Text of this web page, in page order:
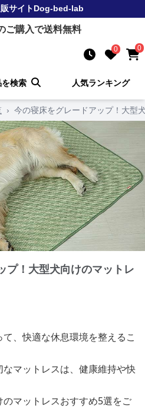
サイトDog-bed-lab
ご購入で送料無料
0 0
を検索 人気ランキング
› 今の寝床をグレードアップ！大型
プ！大型犬向けのマットレ
、快適な休息環境を整えるこ
マットレスは、健康維持や快
マットレスおすすめ5選をご